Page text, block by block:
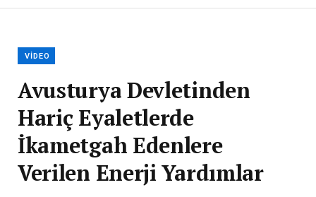
VIDEO
Avusturya Devletinden
Hariç Eyaletlerde
İkametgah Edenlere
Verilen Enerji Yardımlar